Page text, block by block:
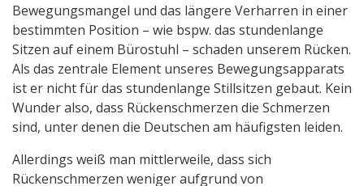
Bewegungsmangel und das längere Verharren in einer
bestimmten Position – wie bspw. das stundenlange
Sitzen auf einem Bürostuhl – schaden unserem Rücken.
Als das zentrale Element unseres Bewegungsapparats
ist er nicht für das stundenlange Stillsitzen gebaut. Kein
Wunder also, dass Rückenschmerzen die Schmerzen
sind, unter denen die Deutschen am häufigsten leiden.
Allerdings weiß man mittlerweile, dass sich
Rückenschmerzen weniger aufgrund von